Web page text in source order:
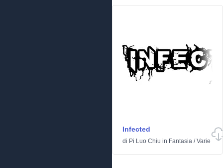
Infected
di Pi Luo Chiu in Fantasia /Varie